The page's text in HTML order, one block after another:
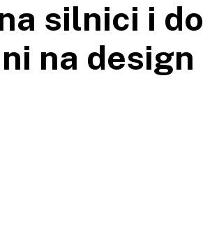
silnici i do
na design